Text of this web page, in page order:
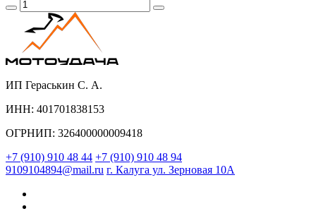
ИП Гераськин С. А.
ИНН: 401701838153
ОГРНИП: 326400000009418
+7 (910) 910 48 44 +7 (910) 910 48 94
9109104894@mail.ru г. Калуга ул. Зерновая 10А